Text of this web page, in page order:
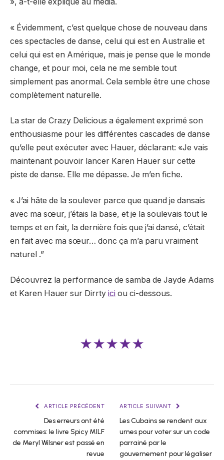
« Évidemment, c’est quelque chose de nouveau dans
ces spectacles de danse, celui qui est en Australie et
celui qui est en Amérique, mais je pense que le monde
change, et pour moi, cela ne me semble tout
simplement pas anormal. Cela semble être une chose
complètement naturelle.
La star de Crazy Delicious a également exprimé son
enthousiasme pour les différentes cascades de danse
qu’elle peut exécuter avec Hauer, déclarant: «Je vais
maintenant pouvoir lancer Karen Hauer sur cette
piste de danse. Elle me dépasse. Je m’en fiche.
« J’ai hâte de la soulever parce que quand je dansais
avec ma sœur, j’étais la base, et je la soulevais tout le
temps et en fait, la dernière fois que j’ai dansé, c’était
en fait avec ma sœur… donc ça m’a paru vraiment
naturel .”
Découvrez la performance de samba de Jayde Adams
et Karen Hauer sur Dirrty ici ou ci-dessous.
★★★★★
ARTICLE PRÉCÉDENT
Des erreurs ont été
commises: le livre Spicy MILF
de Meryl Wilsner est passé en
revue
ARTICLE SUIVANT
Les Cubains se rendent aux
urnes pour voter sur un code
parrainé par le
gouvernement pour légaliser